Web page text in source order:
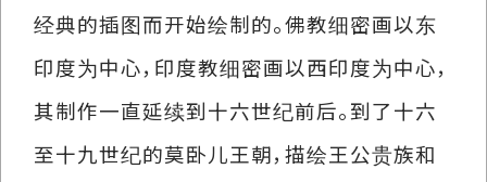
经典的插图而开始绘制的。佛教细密画以东
印度为中心，印度教细密画以西印度为中心，
其制作一直延续到十六世纪前后。到了十六
至十九世纪的莫卧儿王朝，描绘王公贵族和